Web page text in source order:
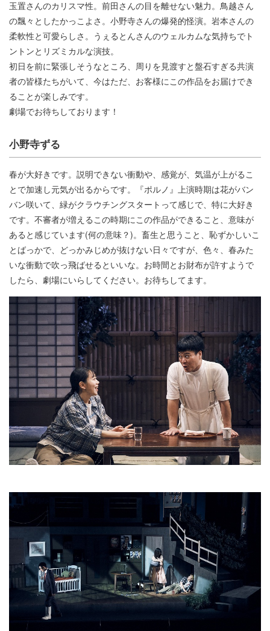
玉置さんのカリスマ性。前田さんの目を離せない魅力。鳥越さん
の飄々としたかっこよさ。小野寺さんの爆発的怪演。岩本さんの
柔軟性と可愛らしさ。うぇるとんさんのウェルカムな気持ちでト
ントンとリズミカルな演技。
初日を前に緊張しそうなところ、周りを見渡すと盤石すぎる共演
者の皆様たちがいて、今はただ、お客様にこの作品をお届けでき
ることが楽しみです。
劇場でお待ちしております！
小野寺ずる
春が大好きです。説明できない衝動や、感覚が、気温が上がるこ
とで加速し元気が出るからです。『ポルノ』上演時期は花がバン
バン咲いて、緑がクラウチングスタートって感じで、特に大好き
です。不審者が増えるこの時期にこの作品ができること、意味が
あると感じています(何の意味？)。畜生と思うこと、恥ずかしいこ
とばっかで、どっかみじめが抜けない日々ですが、色々、春みた
いな衝動で吹っ飛ばせるといいな。お時間とお財布が許すようで
したら、劇場にいらしてください。お待ちしてます。